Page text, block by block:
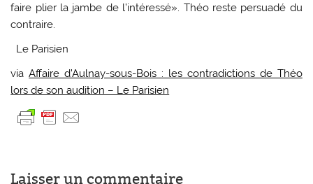
faire plier la jambe de l’intéressé». Théo reste persuadé du
contraire.
Le Parisien
viaAffaire d’Aulnay-sous-Bois : les contradictions de Théo
lors de son audition – Le Parisien
Laisser un commentaire